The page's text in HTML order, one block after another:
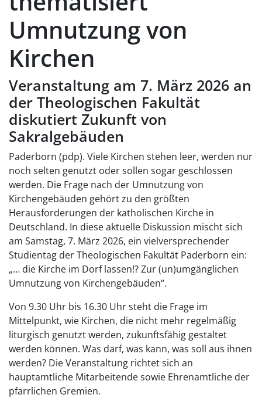
Umnutzung von
Kirchen
Veranstaltung am 7. März 2026 an
der Theologischen Fakultät
diskutiert Zukunft von
Sakralgebäuden
Paderborn (pdp). Viele Kirchen stehen leer, werden nur
noch selten genutzt oder sollen sogar geschlossen
werden. Die Frage nach der Umnutzung von
Kirchengebäuden gehört zu den größten
Herausforderungen der katholischen Kirche in
Deutschland. In diese aktuelle Diskussion mischt sich
am Samstag, 7. März 2026, ein vielversprechender
Studientag der Theologischen Fakultät Paderborn ein:
„… die Kirche im Dorf lassen!? Zur (un)umgänglichen
Umnutzung von Kirchengebäuden“.
Von 9.30 Uhr bis 16.30 Uhr steht die Frage im
Mittelpunkt, wie Kirchen, die nicht mehr regelmäßig
liturgisch genutzt werden, zukunftsfähig gestaltet
werden können. Was darf, was kann, was soll aus ihnen
werden? Die Veranstaltung richtet sich an
hauptamtliche Mitarbeitende sowie Ehrenamtliche der
pfarrlichen Gremien.